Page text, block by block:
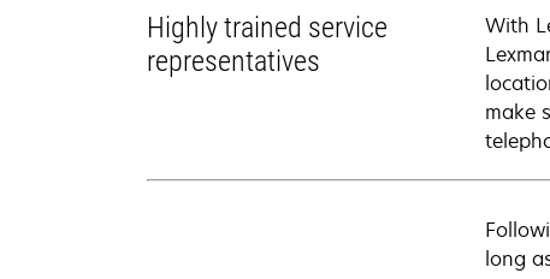
Highly trained service
representatives
With
make
long